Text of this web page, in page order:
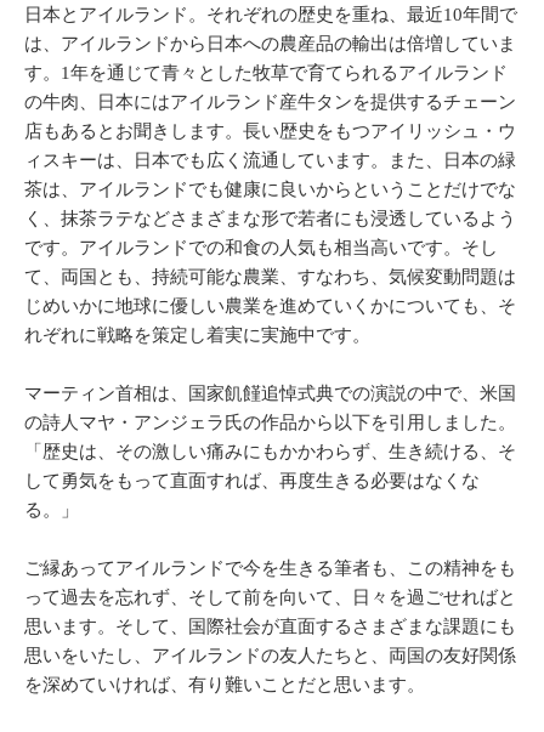
日本とアイルランド。それぞれの歴史を重ね、最近10年間で
は、アイルランドから日本への農産品の輸出は倍増していま
す。1年を通じて青々とした牧草で育てられるアイルランド
の牛肉、日本にはアイルランド産牛タンを提供するチェーン
店もあるとお聞きします。長い歴史をもつアイリッシュ・ウ
ィスキーは、日本でも広く流通しています。また、日本の緑
茶は、アイルランドでも健康に良いからということだけでな
く、抹茶ラテなどさまざまな形で若者にも浸透しているよう
です。アイルランドでの和食の人気も相当高いです。そし
て、両国とも、持続可能な農業、すなわち、気候変動問題は
じめいかに地球に優しい農業を進めていくかについても、そ
れぞれに戦略を策定し着実に実施中です。
マーティン首相は、国家飢饉追悼式典での演説の中で、米国
の詩人マヤ・アンジェラ氏の作品から以下を引用しました。
「歴史は、その激しい痛みにもかかわらず、生き続ける、そ
して勇気をもって直面すれば、再度生きる必要はなくな
る。」
ご縁あってアイルランドで今を生きる筆者も、この精神をも
って過去を忘れず、そして前を向いて、日々を過ごせればと
思います。そして、国際社会が直面するさまざまな課題にも
思いをいたし、アイルランドの友人たちと、両国の友好関係
を深めていければ、有り難いことだと思います。